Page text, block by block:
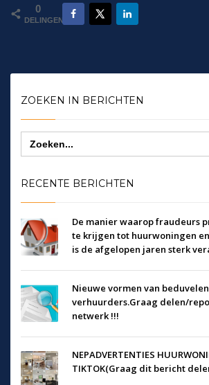
0
DELINGEN
ZOEKEN IN BERICHTEN
Zoek
naar:
RECENTE BERICHTEN
De manier waarop fraudeurs
te krijgen tot huurwoningen
is de afgelopen jaren sterk
Nieuwe vormen van
verhuurders.Graag delen/
netwerk !!!
NEPADVERTENTIES
TIKTOK(Graag dit bericht